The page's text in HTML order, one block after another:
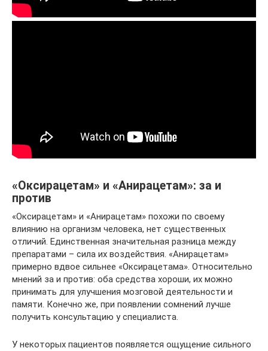
«Оксирацетам» и «Анирацетам»: за и
против
«Оксирацетам» и «Анирацетам» похожи по своему
влиянию на организм человека, нет существенных
отличий. Единственная значительная разница между
препаратами – сила их воздействия. «Анирацетам»
примерно вдвое сильнее «Оксирацетама». Относительно
мнений за и против: оба средства хороши, их можно
принимать для улучшения мозговой деятельности и
памяти. Конечно же, при появлении сомнений лучше
получить консультацию у специалиста.
У некоторых пациентов появляется ощущение сильного